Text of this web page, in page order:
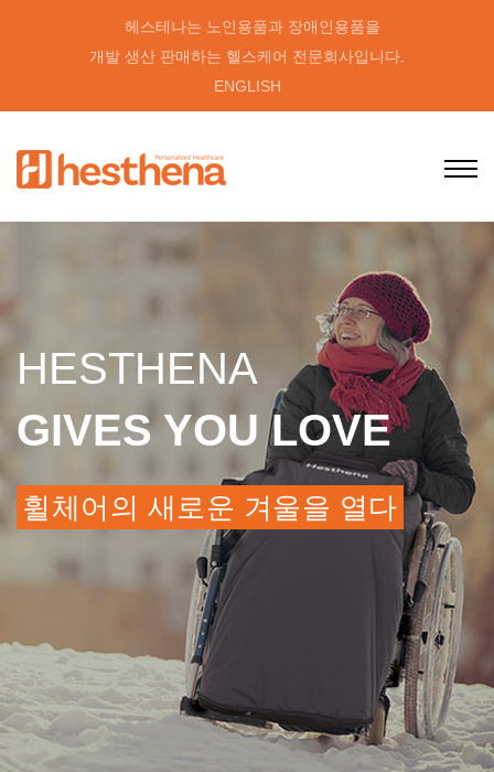
헤스테나는 노인용품과 장애인용품을
개발 생산 판매하는 헬스케어 전문회사입니다.
ENGLISH
HESTHENA
GIVES YOU LOVE
휠체어의 새로운 겨울을 열다